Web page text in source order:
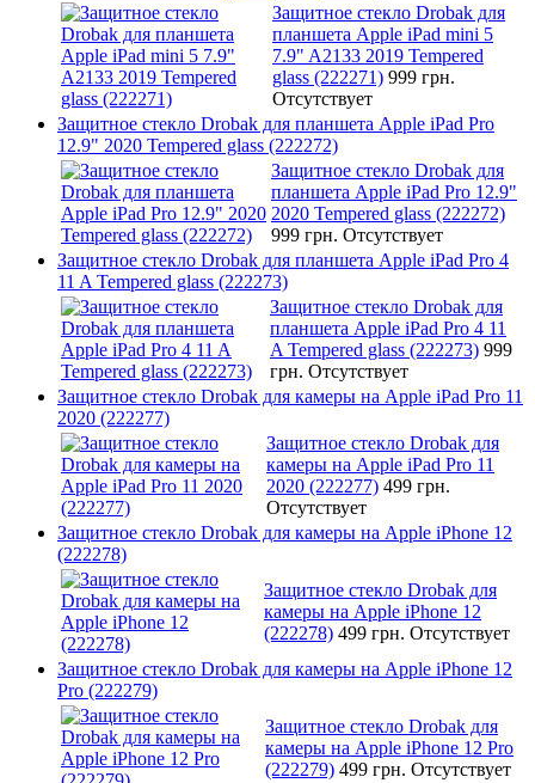
Защитное стекло Drobak для
планшета Apple iPad mini 5
7.9" A2133 2019 Tempered
glass (222271) 999 грн.
Отсутствует
Защитное стекло Drobak для планшета Apple iPad Pro
12.9" 2020 Tempered glass (222272)
Защитное стекло Drobak для
планшета Apple iPad Pro 12.9"
2020 Tempered glass (222272)
999 грн. Отсутствует
Защитное стекло Drobak для планшета Apple iPad Pro 4
11 A Tempered glass (222273)
Защитное стекло Drobak для
планшета Apple iPad Pro 4 11
A Tempered glass (222273) 999
грн. Отсутствует
Защитное стекло Drobak для камеры на Apple iPad Pro 11
2020 (222277)
Защитное стекло Drobak для
камеры на Apple iPad Pro 11
2020 (222277) 499 грн.
Отсутствует
Защитное стекло Drobak для камеры на Apple iPhone 12
(222278)
Защитное стекло Drobak для
камеры на Apple iPhone 12
(222278) 499 грн. Отсутствует
Защитное стекло Drobak для камеры на Apple iPhone 12
Pro (222279)
Защитное стекло Drobak для
камеры на Apple iPhone 12 Pro
(222279) 499 грн. Отсутствует